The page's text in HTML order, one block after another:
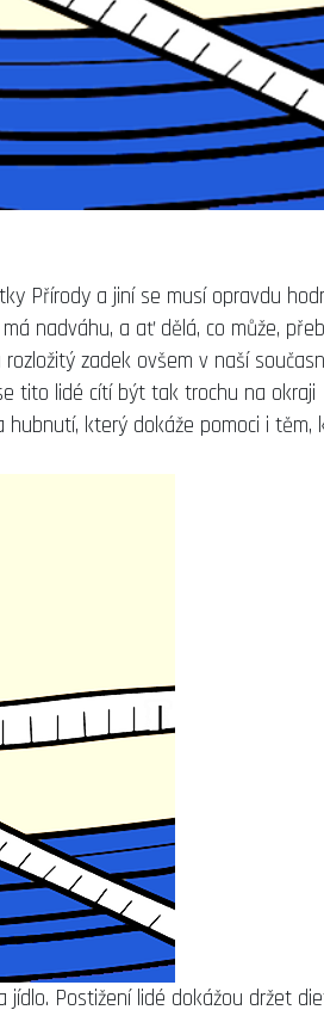
Přírody a jiní se musí opravdu
nadváhu, a ať dělá, co může,
zadek ovšem v naší
tito lidé cítí být tak trochu na okraji
který dokáže pomoci i těm,
Postižení lidé dokážou držet